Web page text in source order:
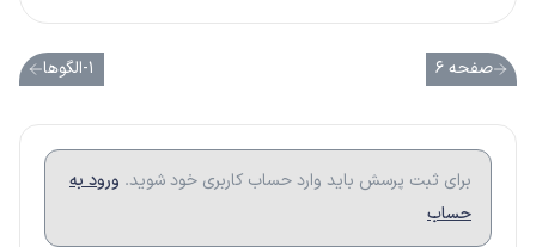
صفحه ۶ ۱-الگوها
برای ثبت پرسش باید وارد حساب کاربری خود شوید. ورود به
حساب